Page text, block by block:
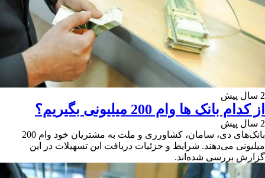
2 سال پیش
از کدام بانک ها وام 200 میلیونی بگیریم؟
2 سال پیش
بانک‌های دی، سامان، کشاورزی و ملت به مشتریان خود وام 200
میلیونی می‌دهند. شرایط و جزئیات دریافت این تسهیلات در این
گزارش بررسی شده‌اند.